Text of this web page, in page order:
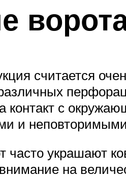
считается
контакт с
и
часто украшают
на